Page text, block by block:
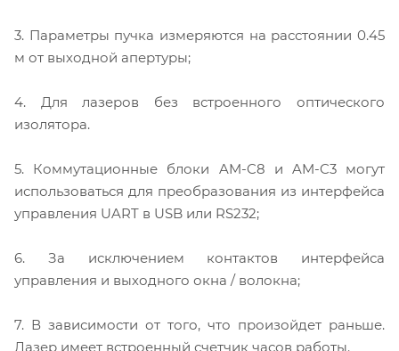
3. Параметры пучка измеряются на расстоянии 0.45
м от выходной апертуры;
4. Для лазеров без встроенного оптического
изолятора.
5. Коммутационные блоки AM-C8 и AM-C3 могут
использоваться для преобразования из интерфейса
управления UART в USB или RS232;
6. За исключением контактов интерфейса
управления и выходного окна / волокна;
7. В зависимости от того, что произойдет раньше.
Лазер имеет встроенный счетчик часов работы.